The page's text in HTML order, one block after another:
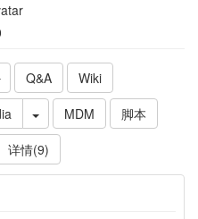
Q&A
Wiki
MDM
脚本
详情(9)